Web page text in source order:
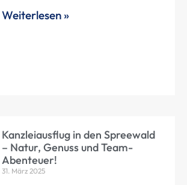
Weiterlesen »
Kanzleiausflug in den Spreewald
– Natur, Genuss und Team-
Abenteuer!
31. März 2025